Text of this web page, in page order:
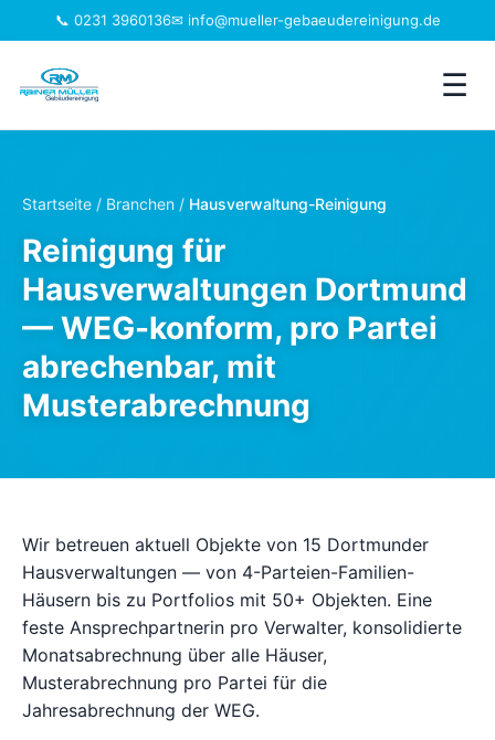
📞 0231 3960136✉ info@mueller-gebaeudereinigung.de
☰
Jobs
Branchen
Über uns
FAQ
Ratgeber
Kontakt
Jetzt anfragen
Startseite / Branchen / Hausverwaltung-Reinigung
Reinigung für
Hausverwaltungen Dortmund
— WEG-konform, pro Partei
abrechenbar, mit
Musterabrechnung
Wir betreuen aktuell Objekte von 15 Dortmunder
Hausverwaltungen — von 4-Parteien-Familien-
Häusern bis zu Portfolios mit 50+ Objekten. Eine
feste Ansprechpartnerin pro Verwalter, konsolidierte
Monatsabrechnung über alle Häuser,
Musterabrechnung pro Partei für die
Jahresabrechnung der WEG.